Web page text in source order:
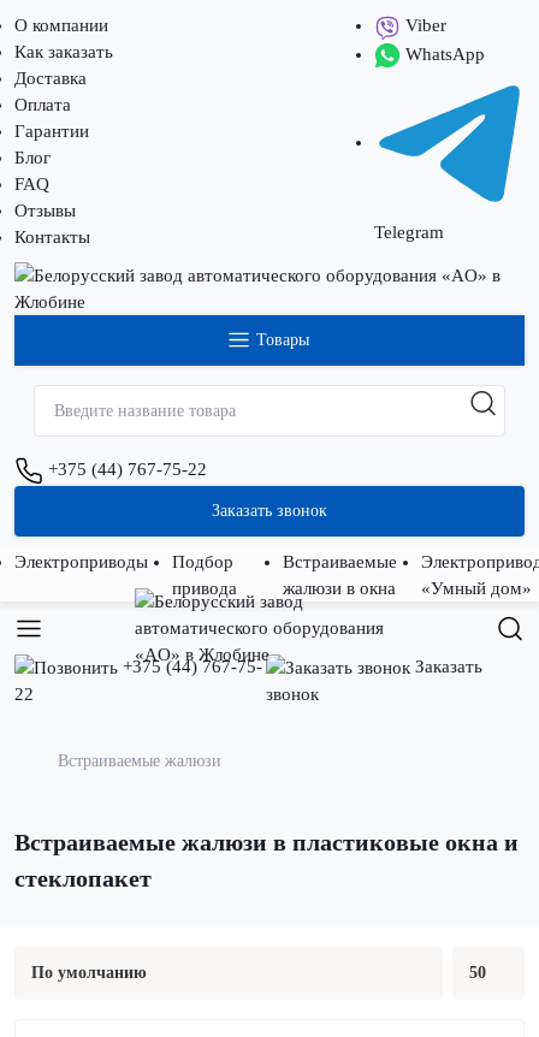
О компании
Как заказать
Доставка
Оплата
Гарантии
Блог
FAQ
Отзывы
Контакты
Viber
WhatsApp
Telegram
Товары
+375 (44) 767-75-22
Заказать звонок
Электроприводы
Подбор
привода
Встраиваемые
жалюзи в окна
«Умный дом»
+375 (44) 767-75-
22
Заказать
звонок
Встраиваемые жалюзи
Встраиваемые жалюзи в пластиковые окна и
стеклопакет